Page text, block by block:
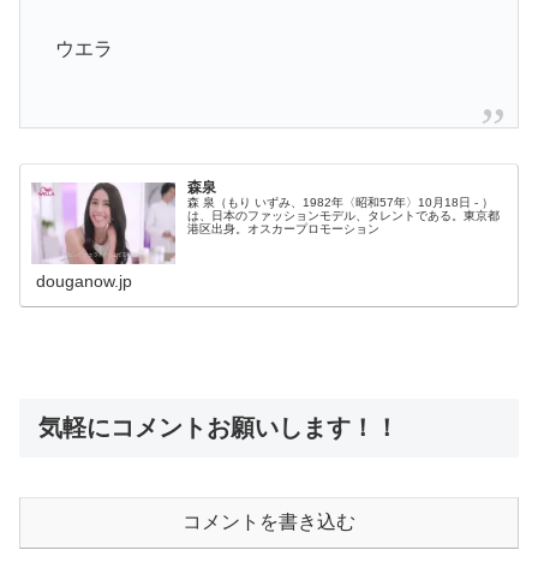
ウエラ
森泉
森 泉（もり いずみ、1982年〈昭和57年〉10月18日 - ）
は、日本のファッションモデル、タレントである。東京都
港区出身。オスカープロモーション
douganow.jp
気軽にコメントお願いします！！
コメントを書き込む